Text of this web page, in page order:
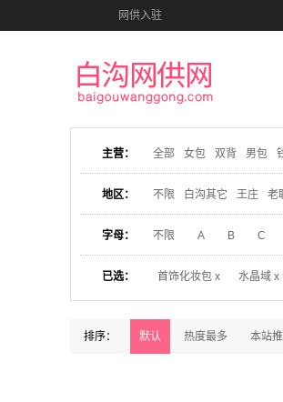
网供入驻
主营： 全部 女包 双背 男包
地区： 不限 白沟其它 王庄 老
字母： 不限 A B C
已选： 首饰化妆包 x 水晶域 x
排序： 默认 热度最多 本站